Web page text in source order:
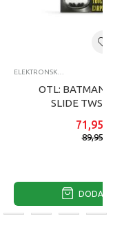
OTL: BATMAN
SLIDE TWS
71,95
89,95
DODAJ